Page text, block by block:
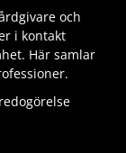
och
i kontakt
Här samlar